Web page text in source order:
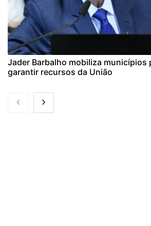
Jader Barbalho mobiliza municípios
garantir recursos da União